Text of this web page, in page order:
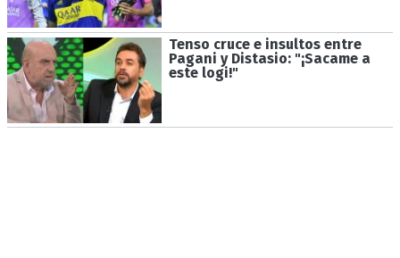
Tenso cruce e insultos entre
Pagani y Distasio: "¡Sacame a
este logi!"